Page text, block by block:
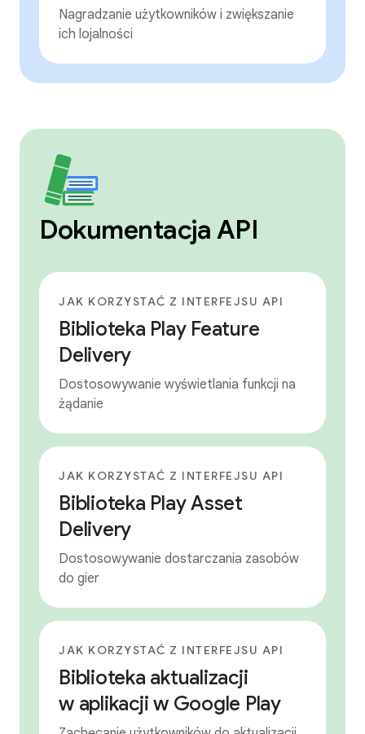
Nagradzanie użytkowników i zwiększanie
ich lojalności
Dokumentacja API
JAK KORZYSTAĆ Z INTERFEJSU API
Biblioteka Play Feature
Delivery
Dostosowywanie wyświetlania funkcji na
żądanie
JAK KORZYSTAĆ Z INTERFEJSU API
Biblioteka Play Asset
Delivery
Dostosowywanie dostarczania zasobów
do gier
JAK KORZYSTAĆ Z INTERFEJSU API
Biblioteka aktualizacji
w aplikacji w Google Play